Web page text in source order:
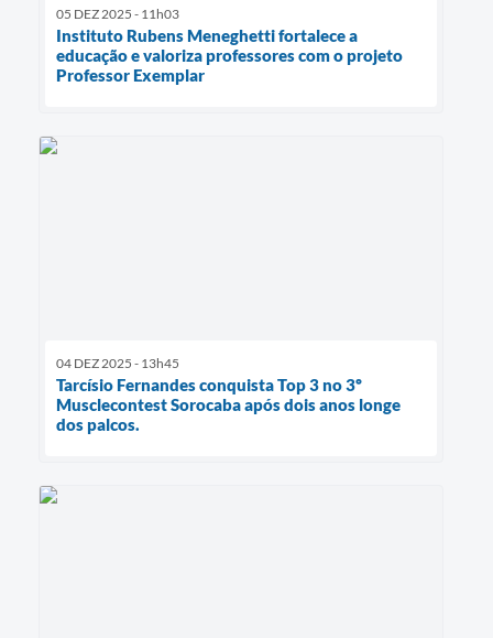
05 DEZ 2025 - 11h03
Instituto Rubens Meneghetti fortalece a
educação e valoriza professores com o projeto
Professor Exemplar
04 DEZ 2025 - 13h45
Tarcísio Fernandes conquista Top 3 no 3º
Musclecontest Sorocaba após dois anos longe
dos palcos.